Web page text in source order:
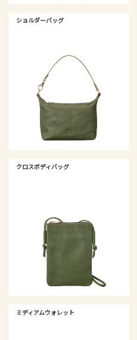
ショルダーバッグ
クロスボディバッグ
ミディアムウォレット